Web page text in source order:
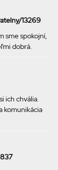
13269
sme spokojní,
dobrá.
ich chvália.
komunikácia